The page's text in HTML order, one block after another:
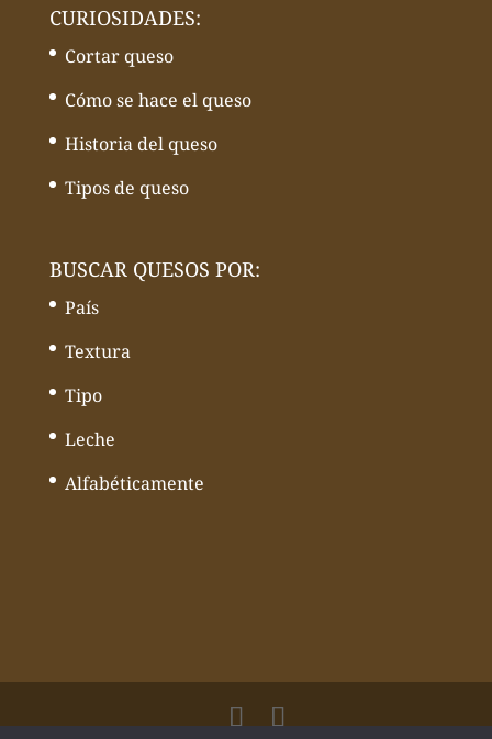
CURIOSIDADES:
Cortar queso
Cómo se hace el queso
Historia del queso
Tipos de queso
BUSCAR QUESOS POR:
País
Textura
Tipo
Leche
Alfabéticamente